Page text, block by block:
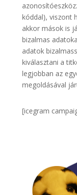
kóddal), viszont
akkor mások is
bizalmas
adatok
kiválasztani a
legjobban az
megoldásával
[icegram